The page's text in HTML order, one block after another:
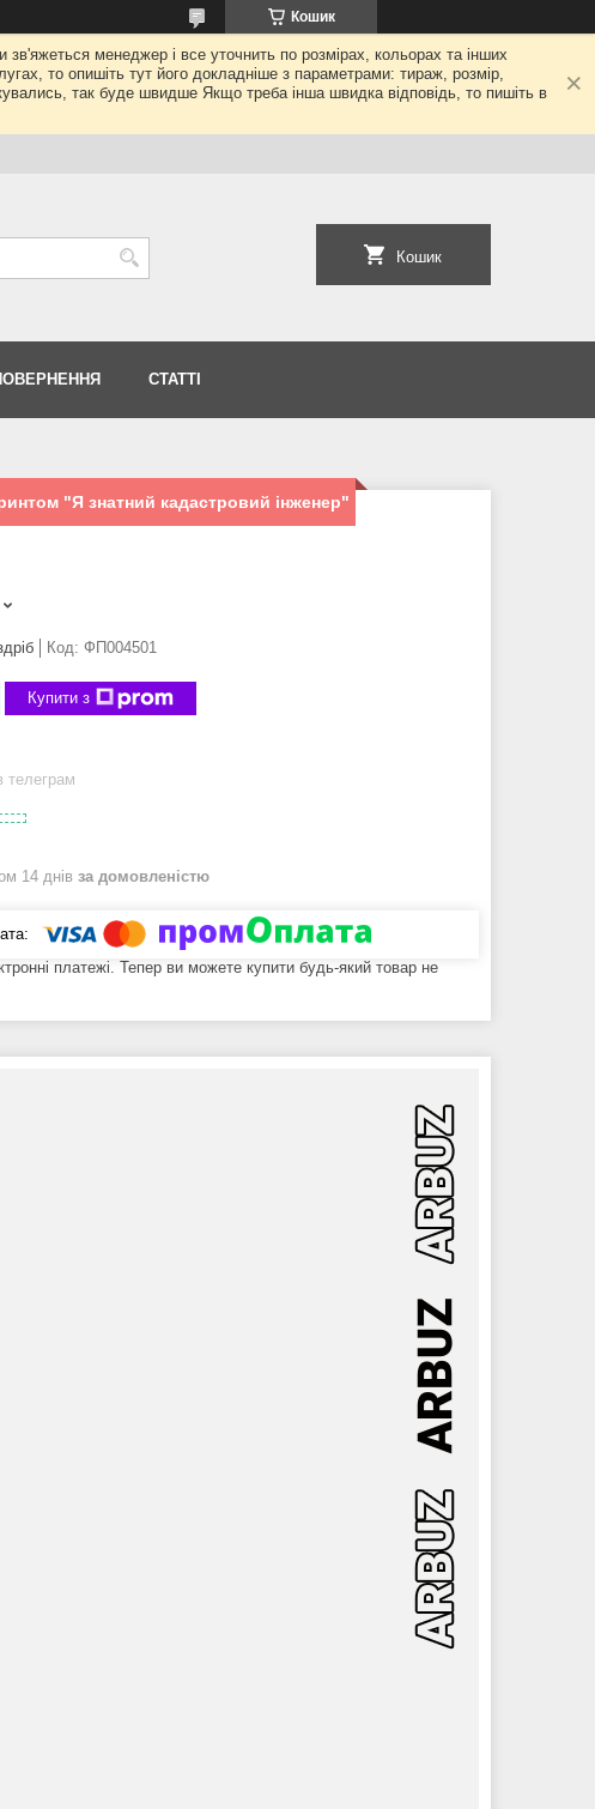
Кошик
менеджер і все уточнить по розмірах, кольорах та інших
то опишіть тут його докладніше з параметрами: тираж, розмір,
так буде швидше Якщо треба інша швидка відповідь, то пишіть в
Кошик
СТАТТІ
"Я знатний кадастровий інженер"
Код: ФП004501
Купити з
телеграм
14 днів за домовленістю
платежі. Тепер ви можете купити будь-який товар не